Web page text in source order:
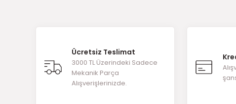
Ücretsiz Teslimat
3000 TL Üzerindeki Sadece
Mekanik Parça
Alışverişlerinizde.